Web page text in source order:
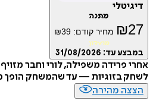
₪ מחיר קודם: ₪39
עד:31/08/2026
פרידה משפילה, לורי וחבר מזויף
בזוגיות — עד שהמשחק הופך ממש
מהירה